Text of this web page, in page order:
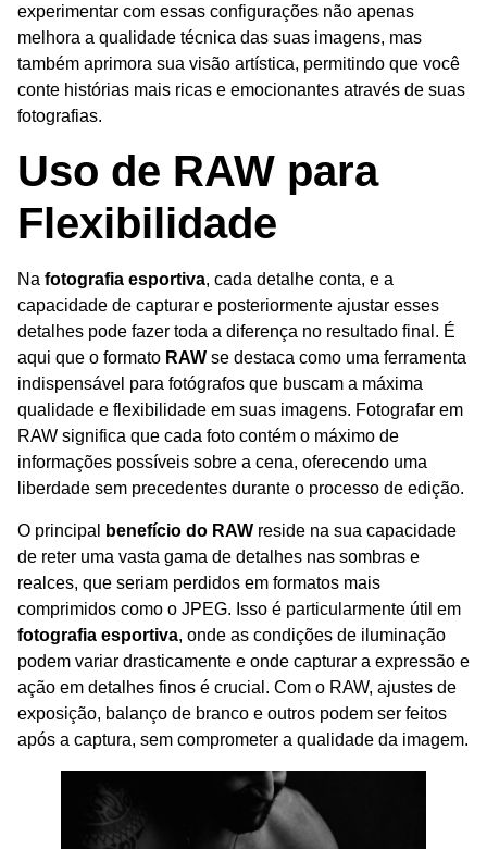
experimentar com essas configurações não apenas
melhora a qualidade técnica das suas imagens, mas
também aprimora sua visão artística, permitindo que você
conte histórias mais ricas e emocionantes através de suas
fotografias.
Uso de RAW para
Flexibilidade
Na fotografia esportiva, cada detalhe conta, e a
capacidade de capturar e posteriormente ajustar esses
detalhes pode fazer toda a diferença no resultado final. É
aqui que o formato RAW se destaca como uma ferramenta
indispensável para fotógrafos que buscam a máxima
qualidade e flexibilidade em suas imagens. Fotografar em
RAW significa que cada foto contém o máximo de
informações possíveis sobre a cena, oferecendo uma
liberdade sem precedentes durante o processo de edição.
O principal benefício do RAW reside na sua capacidade
de reter uma vasta gama de detalhes nas sombras e
realces, que seriam perdidos em formatos mais
comprimidos como o JPEG. Isso é particularmente útil em
fotografia esportiva, onde as condições de iluminação
podem variar drasticamente e onde capturar a expressão e
ação em detalhes finos é crucial. Com o RAW, ajustes de
exposição, balanço de branco e outros podem ser feitos
após a captura, sem comprometer a qualidade da imagem.